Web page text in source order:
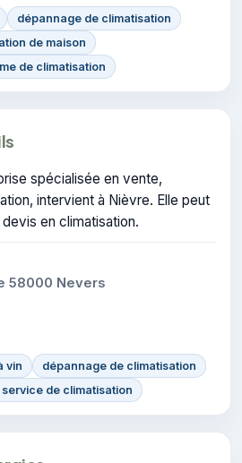
dépannage de climatisation
de maison
de climatisation
spécialisée en vente,
intervient à Nièvre. Elle peut
en climatisation.
58000 Nevers
vin
dépannage de climatisation
service de climatisation